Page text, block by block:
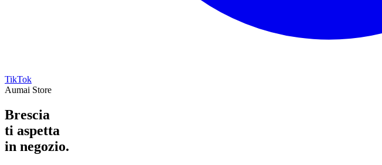
TikTok
Aumai Store
Brescia
ti aspetta
in negozio.